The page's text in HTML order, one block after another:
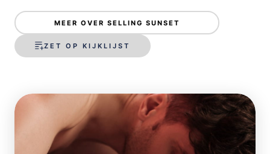
MEER OVER SELLING SUNSET
ZET OP KIJKLIJST